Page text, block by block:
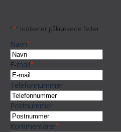
"*" indikerer påkrævede felter
Navn*
E-mail*
Telefonnummer
Postnummer
Kommentarer*